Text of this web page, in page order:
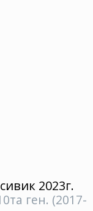
2023г.
ген. (2017-